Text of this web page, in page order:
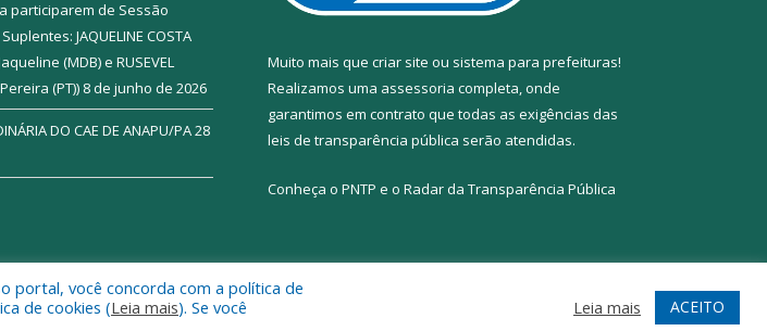
participarem de Sessão
JAQUELINE COSTA
(MDB) e RUSEVEL
Pereira (PT)) 8 de junho de 2026
DO CAE DE ANAPU/PA28
Muito mais que criar site ou sistema para prefeituras!
Realizamos uma assessoria completa, onde
garantimos em contrato que todas as exigências das
leis de transparência pública serão atendidas.
Conheça o PNTP e o Radar da Transparência Pública
Mapa do Site Acessar Webmail
portal, você concorda com a política de
de cookies (Leia mais). Se você
Leia mais ACEITO